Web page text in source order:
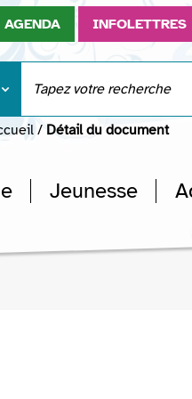
AGENDA INFOLETTRES
/ Détail du document
Jeunesse